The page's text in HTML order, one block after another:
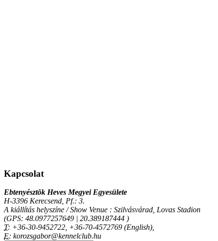
Kapcsolat
Ebtenyésztõk Heves Megyei Egyesülete
H-3396 Kerecsend, Pf.: 3.
A kiállítás helyszíne / Show Venue : Szilvásvárad, Lovas Stadion
(GPS: 48.0977257649 | 20.389187444 )
T: +36-30-9452722, +36-70-4572769 (English),
E: korozsgabor@kennelclub.hu